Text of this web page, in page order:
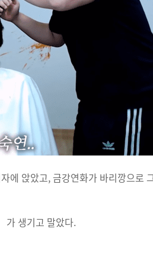
에 앉았고, 금강연화가 바리깡으로
생기고 말았다.